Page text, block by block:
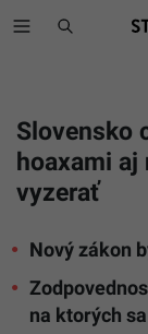
Slovensko
hoaxami aj
vyzerať
Nový zákon
na ktorých